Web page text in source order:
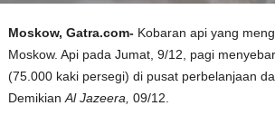
Moskow, Gatra.com- Kobaran api yang
Moskow. Api pada Jumat, 9/12, pagi
(75.000 kaki persegi) di pusat perbelanjaan
Demikian Al Jazeera, 09/12.